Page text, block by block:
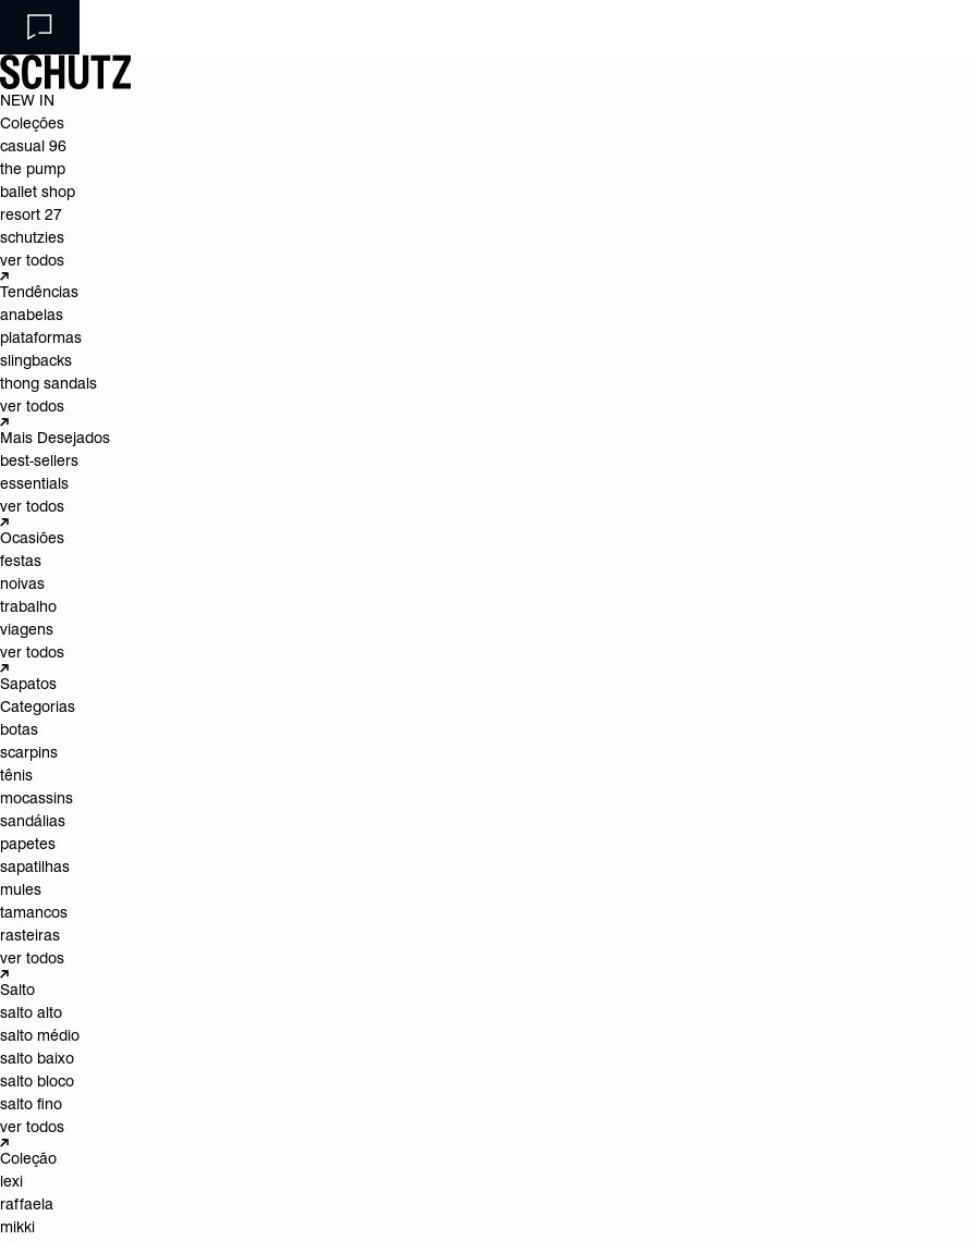
NEW IN
Coleções
casual 96
the pump
ballet shop
resort 27
schutzies
ver todos
Tendências
anabelas
plataformas
slingbacks
thong sandals
ver todos
Mais Desejados
best-sellers
essentials
ver todos
Ocasiões
festas
noivas
trabalho
viagens
ver todos
Sapatos
Categorias
botas
scarpins
tênis
mocassins
sandálias
papetes
sapatilhas
mules
tamancos
rasteiras
ver todos
Salto
salto alto
salto médio
salto baixo
salto bloco
salto fino
ver todos
Coleção
lexi
raffaela
mikki